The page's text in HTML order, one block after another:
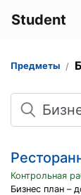
Student
Предметы
Поиск
Контрольная
Бизнес план –